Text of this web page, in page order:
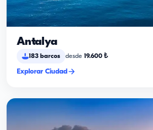
Antalya
183 barcos desde 19.600 ₺
Explorar Ciudad